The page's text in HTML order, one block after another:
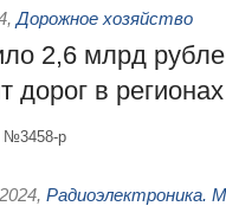
, Дорожное хозяйство
2,6 млрд
дорог в регионах
№3458-р
, Радиоэлектроника.